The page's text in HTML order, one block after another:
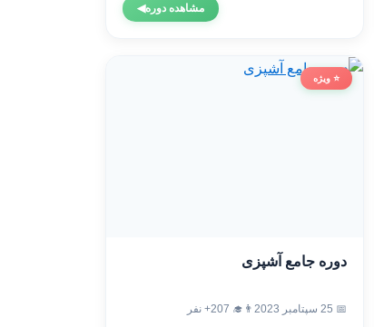
مشاهده دوره◀
⭐ ویژه
دوره جامع آشپزی
📅 25 سپتامبر 2023 👨‍🎓 207+ نفر